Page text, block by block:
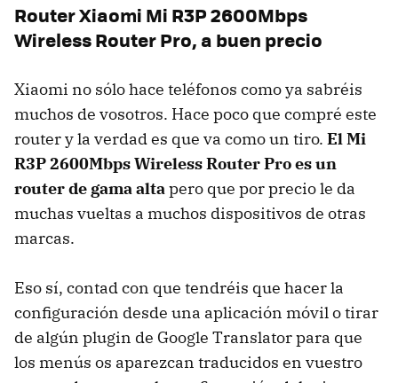
Router Xiaomi Mi R3P 2600Mbps
Wireless Router Pro, a buen precio
Xiaomi no sólo hace teléfonos como ya sabréis
muchos de vosotros. Hace poco que compré este
router y la verdad es que va como un tiro. El Mi
R3P 2600Mbps Wireless Router Pro es un
router de gama altapero que por precio le da
muchas vueltas a muchos dispositivos de otras
marcas.
Eso sí, contad con que tendréis que hacer la
configuración desde una aplicación móvil o tirar
de algún plugin de Google Translator para que
los menús os aparezcan traducidos en vuestro